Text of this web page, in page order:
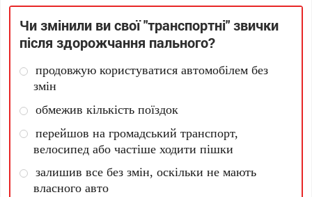
Чи змінили ви свої "транспортні" звички
після здорожчання пального?
продовжую користуватися автомобілем без
змін
обмежив кількість поїздок
перейшов на громадський транспорт,
велосипед або частіше ходити пішки
залишив все без змін, оскільки не мають
власного авто